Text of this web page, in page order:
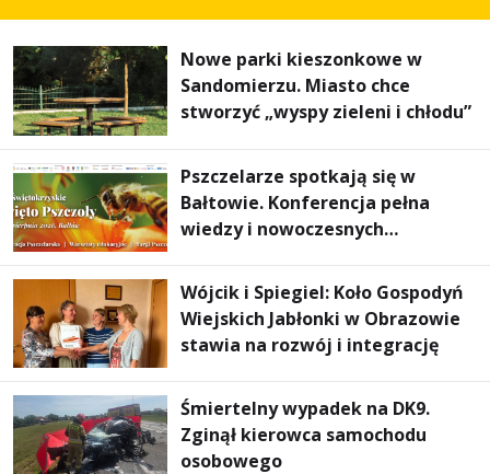
Nowe parki kieszonkowe w
Sandomierzu. Miasto chce
stworzyć „wyspy zieleni i chłodu”
Pszczelarze spotkają się w
Bałtowie. Konferencja pełna
wiedzy i nowoczesnych
Wójcik i Spiegiel: Koło Gospodyń
Wiejskich Jabłonki w Obrazowie
stawia na rozwój i integrację
Śmiertelny wypadek na DK9.
Zginął kierowca samochodu
osobowego